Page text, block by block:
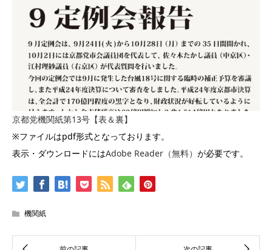
京都党機関紙第13号【表＆裏】
※ファイルはpdf形式となっております。
表示・ダウンロードにはAdobe Reader（無料） が必要です。
機関紙